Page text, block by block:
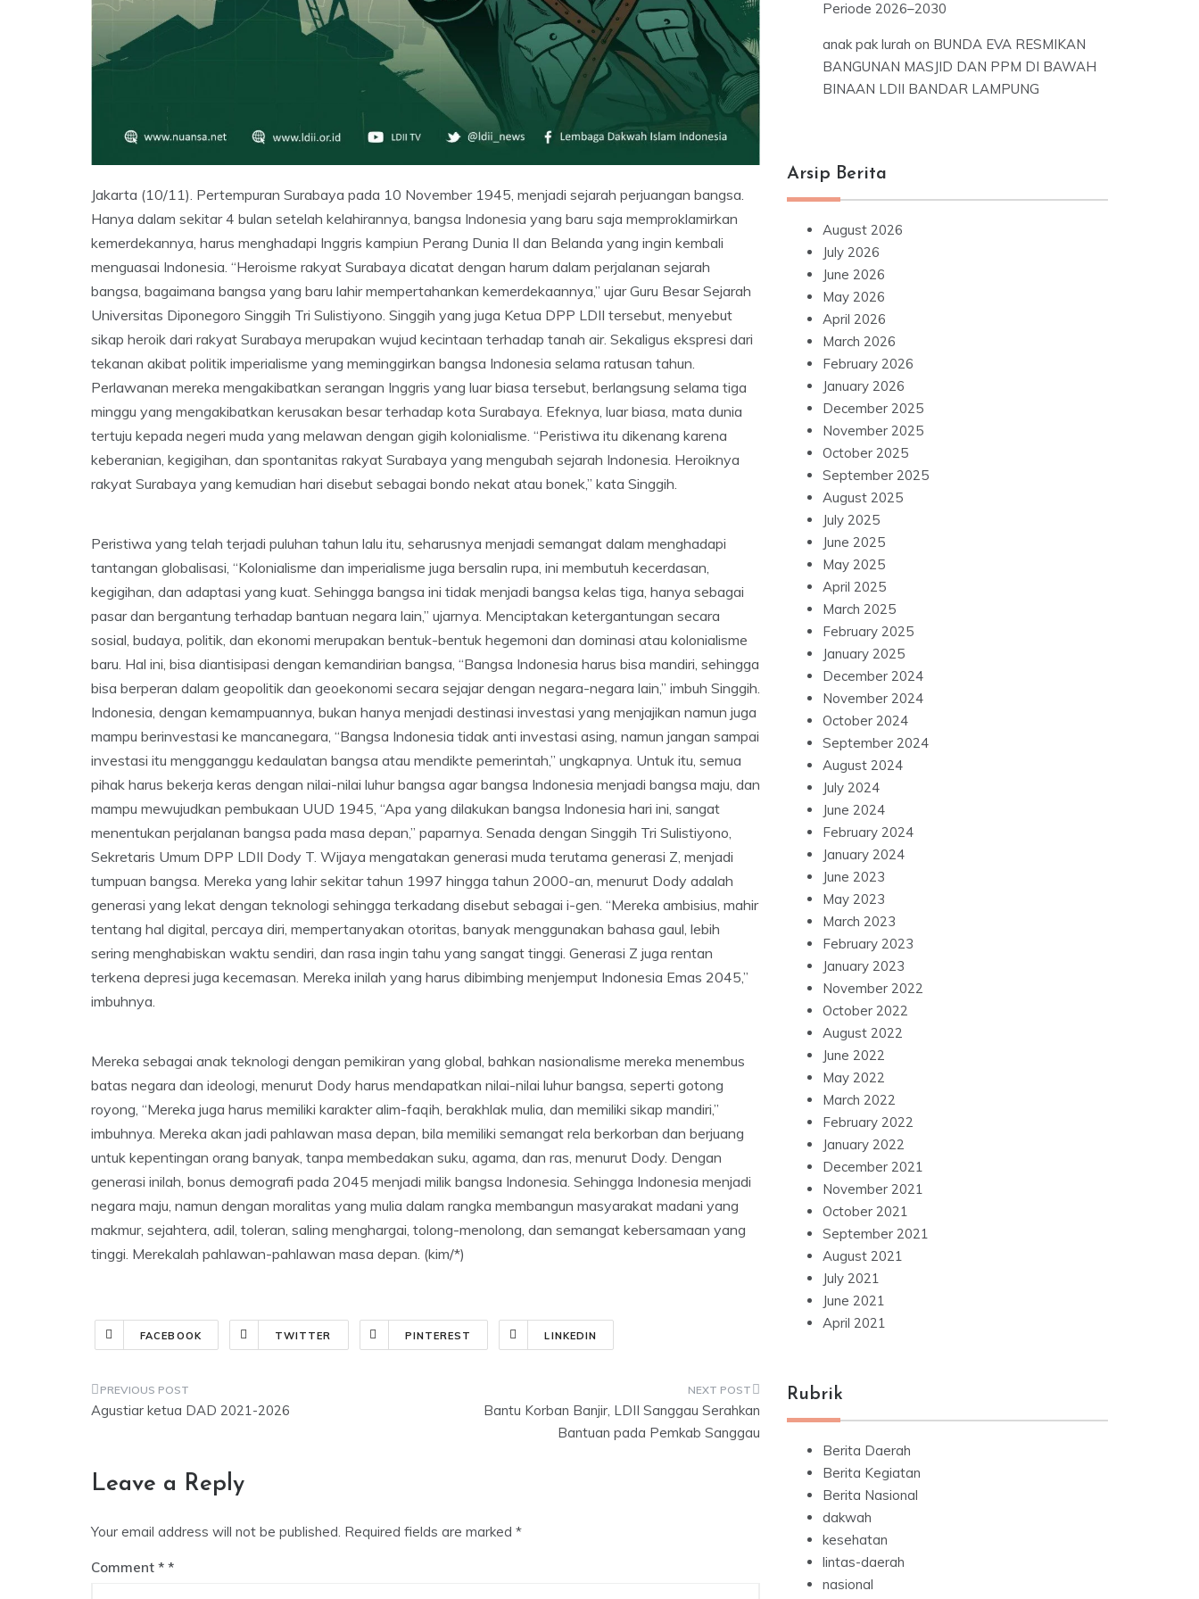
Jakarta (10/11). Pertempuran Surabaya pada 10 November 1945, menjadi sejarah perjuangan bangsa.
Hanya dalam sekitar 4 bulan setelah kelahirannya, bangsa Indonesia yang baru saja memproklamirkan
kemerdekannya, harus menghadapi Inggris kampiun Perang Dunia II dan Belanda yang ingin kembali
menguasai Indonesia. “Heroisme rakyat Surabaya dicatat dengan harum dalam perjalanan sejarah
bangsa, bagaimana bangsa yang baru lahir mempertahankan kemerdekaannya,” ujar Guru Besar Sejarah
Universitas Diponegoro Singgih Tri Sulistiyono. Singgih yang juga Ketua DPP LDII tersebut, menyebut
sikap heroik dari rakyat Surabaya merupakan wujud kecintaan terhadap tanah air. Sekaligus ekspresi dari
tekanan akibat politik imperialisme yang meminggirkan bangsa Indonesia selama ratusan tahun.
Perlawanan mereka mengakibatkan serangan Inggris yang luar biasa tersebut, berlangsung selama tiga
minggu yang mengakibatkan kerusakan besar terhadap kota Surabaya. Efeknya, luar biasa, mata dunia
tertuju kepada negeri muda yang melawan dengan gigih kolonialisme. “Peristiwa itu dikenang karena
keberanian, kegigihan, dan spontanitas rakyat Surabaya yang mengubah sejarah Indonesia. Heroiknya
rakyat Surabaya yang kemudian hari disebut sebagai bondo nekat atau bonek,” kata Singgih.
Peristiwa yang telah terjadi puluhan tahun lalu itu, seharusnya menjadi semangat dalam menghadapi
tantangan globalisasi, “Kolonialisme dan imperialisme juga bersalin rupa, ini membutuh kecerdasan,
kegigihan, dan adaptasi yang kuat. Sehingga bangsa ini tidak menjadi bangsa kelas tiga, hanya sebagai
pasar dan bergantung terhadap bantuan negara lain,” ujarnya. Menciptakan ketergantungan secara
sosial, budaya, politik, dan ekonomi merupakan bentuk-bentuk hegemoni dan dominasi atau kolonialisme
baru. Hal ini, bisa diantisipasi dengan kemandirian bangsa, “Bangsa Indonesia harus bisa mandiri, sehingga
bisa berperan dalam geopolitik dan geoekonomi secara sejajar dengan negara-negara lain,” imbuh Singgih.
Indonesia, dengan kemampuannya, bukan hanya menjadi destinasi investasi yang menjajikan namun juga
mampu berinvestasi ke mancanegara, “Bangsa Indonesia tidak anti investasi asing, namun jangan sampai
investasi itu mengganggu kedaulatan bangsa atau mendikte pemerintah,” ungkapnya. Untuk itu, semua
pihak harus bekerja keras dengan nilai-nilai luhur bangsa agar bangsa Indonesia menjadi bangsa maju, dan
mampu mewujudkan pembukaan UUD 1945, “Apa yang dilakukan bangsa Indonesia hari ini, sangat
menentukan perjalanan bangsa pada masa depan,” paparnya. Senada dengan Singgih Tri Sulistiyono,
Sekretaris Umum DPP LDII Dody T. Wijaya mengatakan generasi muda terutama generasi Z, menjadi
tumpuan bangsa. Mereka yang lahir sekitar tahun 1997 hingga tahun 2000-an, menurut Dody adalah
generasi yang lekat dengan teknologi sehingga terkadang disebut sebagai i-gen. “Mereka ambisius, mahir
tentang hal digital, percaya diri, mempertanyakan otoritas, banyak menggunakan bahasa gaul, lebih
sering menghabiskan waktu sendiri, dan rasa ingin tahu yang sangat tinggi. Generasi Z juga rentan
terkena depresi juga kecemasan. Mereka inilah yang harus dibimbing menjemput Indonesia Emas 2045,”
imbuhnya.
Mereka sebagai anak teknologi dengan pemikiran yang global, bahkan nasionalisme mereka menembus
batas negara dan ideologi, menurut Dody harus mendapatkan nilai-nilai luhur bangsa, seperti gotong
royong, “Mereka juga harus memiliki karakter alim-faqih, berakhlak mulia, dan memiliki sikap mandiri,”
imbuhnya. Mereka akan jadi pahlawan masa depan, bila memiliki semangat rela berkorban dan berjuang
untuk kepentingan orang banyak, tanpa membedakan suku, agama, dan ras, menurut Dody. Dengan
generasi inilah, bonus demografi pada 2045 menjadi milik bangsa Indonesia. Sehingga Indonesia menjadi
negara maju, namun dengan moralitas yang mulia dalam rangka membangun masyarakat madani yang
makmur, sejahtera, adil, toleran, saling menghargai, tolong-menolong, dan semangat kebersamaan yang
tinggi. Merekalah pahlawan-pahlawan masa depan. (kim/*)
FACEBOOK TWITTER PINTEREST LINKEDIN
Post
Agustiar ketua DAD 2021-2026
Bantu Korban Banjir, LDII Sanggau Serahkan
Bantuan pada Pemkab Sanggau
Leave a Reply
Your email address will not be published. Required fields are marked *
Comment *
Periode 2026–2030
anak pak lurah on BUNDA EVA RESMIKAN
BANGUNAN MASJID DAN PPM DI BAWAH
BINAAN LDII BANDAR LAMPUNG
Arsip Berita
August 2026
July 2026
June 2026
May 2026
April 2026
March 2026
February 2026
January 2026
December 2025
November 2025
October 2025
September 2025
August 2025
July 2025
June 2025
May 2025
April 2025
March 2025
February 2025
January 2025
December 2024
November 2024
October 2024
September 2024
August 2024
July 2024
June 2024
February 2024
January 2024
June 2023
May 2023
March 2023
February 2023
January 2023
November 2022
October 2022
August 2022
June 2022
May 2022
March 2022
February 2022
January 2022
December 2021
November 2021
October 2021
September 2021
August 2021
July 2021
June 2021
April 2021
Rubrik
Berita Daerah
Berita Kegiatan
Berita Nasional
dakwah
kesehatan
lintas-daerah
nasional